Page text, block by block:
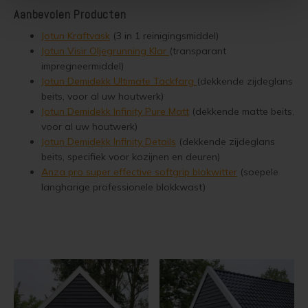
Steigerhout verven
Vurenhout behandelen
Vurenhout olien
Vurenhout beitsen
Vurenhout verven
Kozijnen verven
White wash vloer
Houten vloer verven
Aanbevolen Producten
Jotun Kraftvask (3 in 1 reinigingsmiddel)
Jotun Visir Oljegrunning Klar (transparant
impregneermiddel)
Jotun Demidekk Ultimate Tackfarg (dekkende zijdeglans
beits, voor al uw houtwerk)
Jotun Demidekk Infinity Pure Matt (dekkende matte beits,
voor al uw houtwerk)
Jotun Demidekk Infinity Details (dekkende zijdeglans
beits, specifiek voor kozijnen en deuren)
Anza pro super effective softgrip blokwitter (soepele
langharige professionele blokkwast)